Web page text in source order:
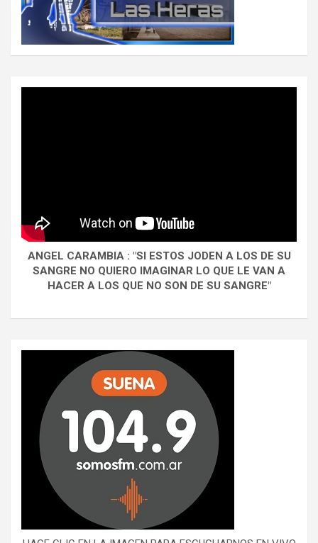
ANGEL CARAMBIA : "SI ESTOS JODEN A LOS DE SU
SANGRE NO QUIERO IMAGINAR LO QUE LE VAN A
HACER A LOS QUE NO SON DE SU SANGRE"